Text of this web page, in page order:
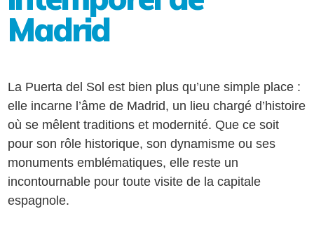
Madrid
La Puerta del Sol est bien plus qu’une simple place :
elle incarne l’âme de Madrid, un lieu chargé d’histoire
où se mêlent traditions et modernité. Que ce soit
pour son rôle historique, son dynamisme ou ses
monuments emblématiques, elle reste un
incontournable pour toute visite de la capitale
espagnole.